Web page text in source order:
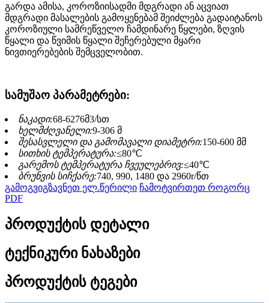
გარდა ამისა, კოროზიისადმი მდგრადი ან აცვიათ
მდგრადი მასალების გამოყენებამ შეიძლება გადაიტანოს
კოროზიული სამრეწველო ჩამდინარე წყლები, ზღვის
წყალი და წვიმის წყალი შეჩერებული მყარი
ნივთიერებების შემცველობით.
სამუშაო პარამეტრები:
ნაკადი:68-6276მ3/სთ
ხელმძღვანელი:9-306 მ
შესასვლელი და გამომავალი დიამეტრი:150-600 მმ
სითხის ტემპერატურა:≤80℃
გარემოს ტემპერატურა ჩვეულებრივ:≤40℃
ბრუნვის სიჩქარე:740, 990, 1480 და 2960r/წთ
გამოგვიგზავნეთ ელ.წერილი ჩამოტვირთეთ როგორც
PDF
პროდუქტის დეტალი
ტექნიკური ნახაზები
პროდუქტის ტეგები